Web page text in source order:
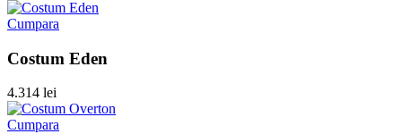
Cumpara
Costum Eden
4.314 lei
Cumpara